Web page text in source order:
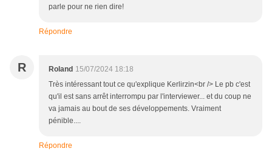
parle pour ne rien dire!
Répondre
R Roland 15/07/2024 18:18
Très intéressant tout ce qu'explique Kerlirzin<br /> Le pb c'est
qu'il est sans arrêt interrompu par l'interviewer... et du coup ne
va jamais au bout de ses développements. Vraiment
pénible....
Répondre